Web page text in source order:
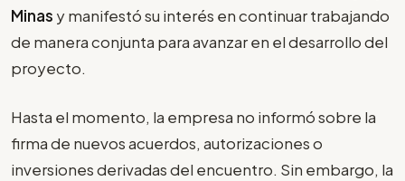
Minas y manifestó su interés en continuar trabajando
de manera conjunta para avanzar en el desarrollo del
proyecto.
Hasta el momento, la empresa no informó sobre la
firma de nuevos acuerdos, autorizaciones o
inversiones derivadas del encuentro. Sin embargo, la